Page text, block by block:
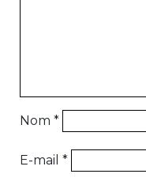
Nom *
E-mail *